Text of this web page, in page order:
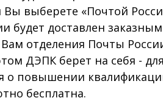
выберете «Почтой
будет доставлен
отделения Почты
ДЭПК берет на себя -
о повышении
бесплатна.